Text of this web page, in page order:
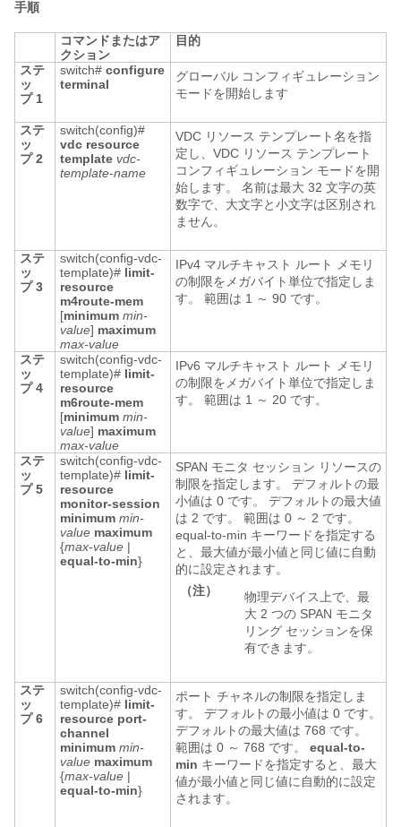
手順
コマンドまたはア
クション
目的
ステ
ッ
プ 1
switch# configure
terminal
グローバル コンフィギュレーション
モードを開始します
ステ
ッ
プ 2
switch(config)#
vdc resource
template vdc-
template-name
VDC リソース テンプレート名を指
定し、VDC リソース テンプレート
コンフィギュレーション モードを開
始します。 名前は最大 32 文字の英
数字で、大文字と小文字は区別され
ません。
ステ
ッ
プ 3
switch(config-vdc-
template)# limit-
resource
m4route-mem
[minimum min-
value] maximum
max-value
IPv4 マルチキャスト ルート メモリ
の制限をメガバイト単位で指定しま
す。 範囲は 1 ～ 90 です。
ステ
ッ
プ 4
switch(config-vdc-
template)# limit-
resource
m6route-mem
[minimum min-
value] maximum
max-value
IPv6 マルチキャスト ルート メモリ
の制限をメガバイト単位で指定しま
す。 範囲は 1 ～ 20 です。
ステ
ッ
プ 5
switch(config-vdc-
template)# limit-
resource
monitor-session
minimum min-
value maximum
{max-value |
equal-to-min}
SPAN モニタ セッション リソースの
制限を指定します。 デフォルトの最
小値は 0 です。 デフォルトの最大値
は 2 です。 範囲は 0 ～ 2 です。
equal-to-min キーワードを指定する
と、最大値が最小値と同じ値に自動
的に設定されます。
（注）
物理デバイス上で、最
大 2 つの SPAN モニタ
リング セッションを保
有できます。
ステ
ッ
プ 6
switch(config-vdc-
template)# limit-
resource port-
channel
minimum min-
value maximum
{max-value |
equal-to-min}
ポート チャネルの制限を指定しま
す。 デフォルトの最小値は 0 です。
デフォルトの最大値は 768 です。
範囲は 0 ～ 768 です。 equal-to-
min キーワードを指定すると、最大
値が最小値と同じ値に自動的に設定
されます。